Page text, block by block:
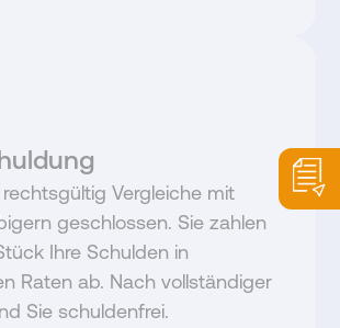
Vergleiche mit
geschlossen. Sie zahlen
Ihre Schulden in
Raten ab. Nach vollständiger
Sie schuldenfrei.